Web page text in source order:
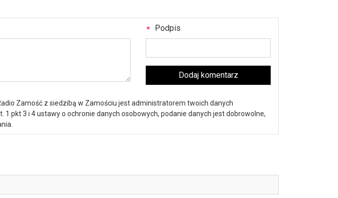
Podpis
Dodaj komentarz
Zamość z siedzibą w Zamościu jest administratorem twoich danych
pkt 3 i 4 ustawy o ochronie danych osobowych, podanie danych jest dobrowolne,